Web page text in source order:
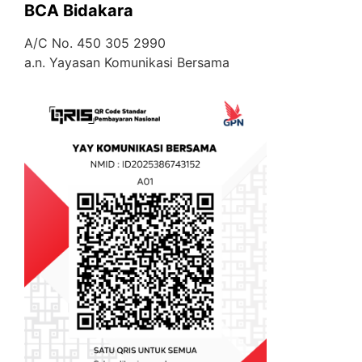
BCA Bidakara
A/C No. 450 305 2990
a.n. Yayasan Komunikasi Bersama